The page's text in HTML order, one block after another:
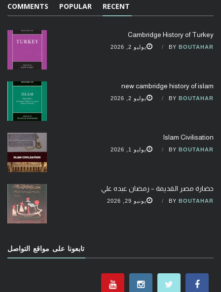
RECENT
POPULAR
COMMENTS
Cambridge History of Turkey
BY BOUTAHAR يوليو 2, 2026
new cambridge history of islam
BY BOUTAHAR يوليو 2, 2026
Islam Civilisation
BY BOUTAHAR يوليو 1, 2026
حضارة مصر القديمة – رمضان عبده علي
BY BOUTAHAR يونيو 29, 2026
تابعونا على مواقع التواصل